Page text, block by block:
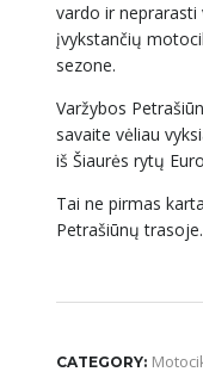
vardo ir
įvykstančių
sezone.
Varžybos
savaite vėliau
iš Šiaurės rytų
Tai ne pirmas
Petrašiūnų trasoje.
CATEGORY: